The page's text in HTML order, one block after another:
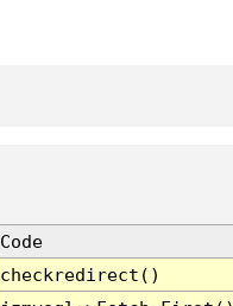
Code
checkredirect()